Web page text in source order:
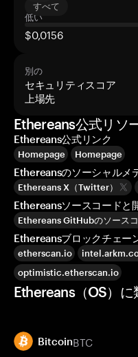
すべて
低い
$0,0156
別の
セキュリティスコア
上場先
Ethereans公式リソ
Ethereans公式リンク
Homepage Homepage
Ethereansのソーシャルメ
Ethereans X（Twitter）
Ethereansソースコードと
Ethereans GitHubのソース
Ethereansブロックチェー
etherscan.io
optimistic.etherscan.io
Ethereans（OS）
BitcoinBTC